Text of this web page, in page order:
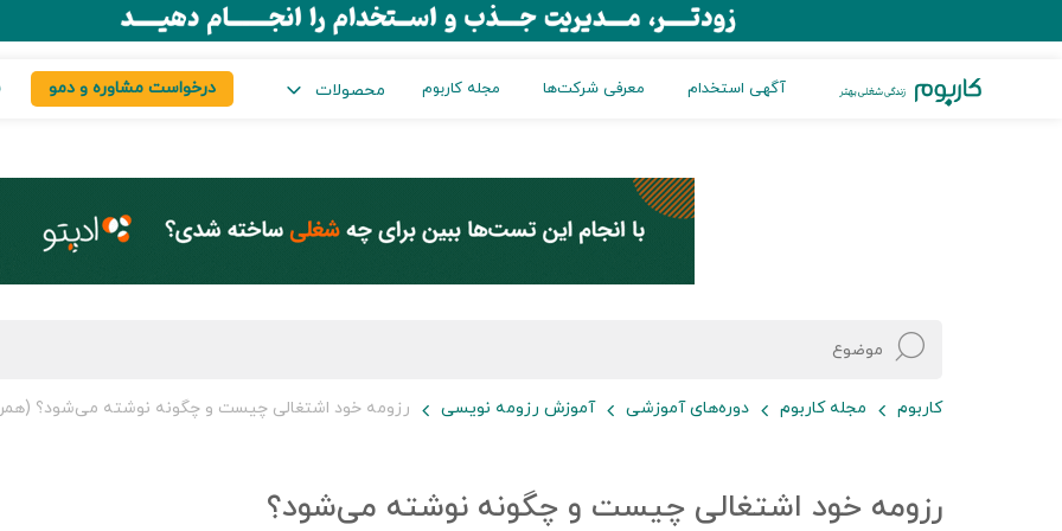
آگهی استخدام معرفی شرکت‌ها مجله کاربوم محصولات درخواست مشاوره و دمو
کاربوم مجله کاربوم دوره‌های آموزشی آموزش رزومه نویسی رزومه خود اشتغالی چیست و چگونه نوشته می‌شود؟
رزومه خود اشتغالی چیست و چگونه نوشته می‌شود؟